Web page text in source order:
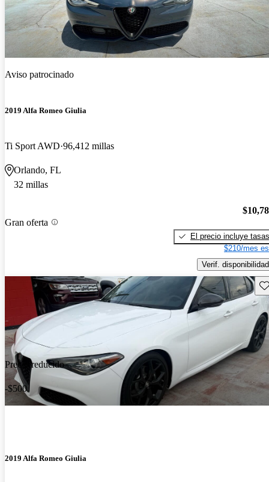
Aviso patrocinado
2019 Alfa Romeo Giulia
Ti Sport AWD 96,412 millas
Orlando, FL
32 millas
Gran oferta
El precio incluye tasas
$210/mes
Verif. disponibilidad
Precio reducido
-$500
2019 Alfa Romeo Giulia